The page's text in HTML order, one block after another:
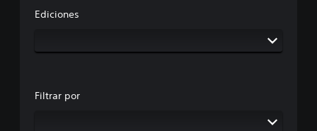
Ediciones
Filtrar por